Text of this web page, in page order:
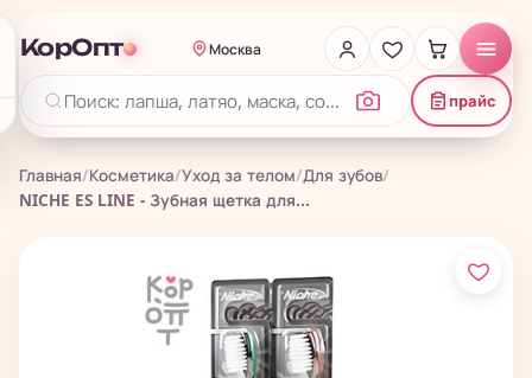
КорОпт Москва
прайс
Главная/Косметика/Уход за телом/Для зубов/
NICHE ES LINE - Зубная щетка для...